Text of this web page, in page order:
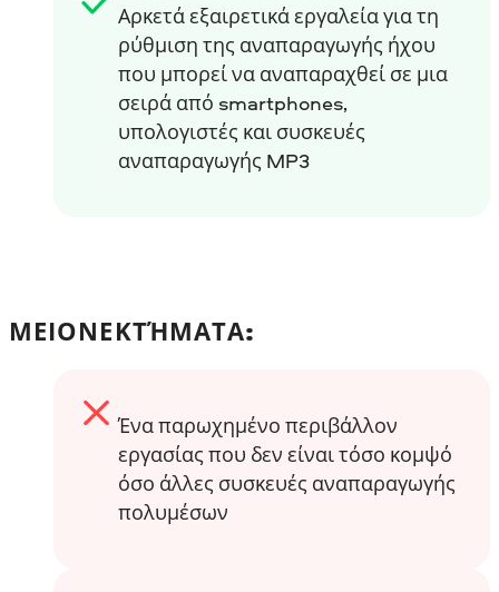
Αρκετά εξαιρετικά εργαλεία για τη
ρύθμιση της αναπαραγωγής ήχου
που μπορεί να αναπαραχθεί σε μια
σειρά από smartphones,
υπολογιστές και συσκευές
αναπαραγωγής MP3
ΜΕΙΟΝΕΚΤΉΜΑΤΑ:
Ένα παρωχημένο περιβάλλον
εργασίας που δεν είναι τόσο κομψό
όσο άλλες συσκευές αναπαραγωγής
πολυμέσων